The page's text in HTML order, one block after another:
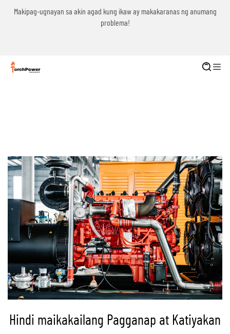
Makipag-ugnayan sa akin agad kung ikaw ay makakaranas ng anumang
problema!
Hindi maikakailang Pagganap at Katiyakan